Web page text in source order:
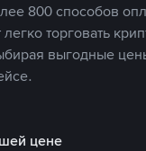
800 способов
торговать
выгодные
цене